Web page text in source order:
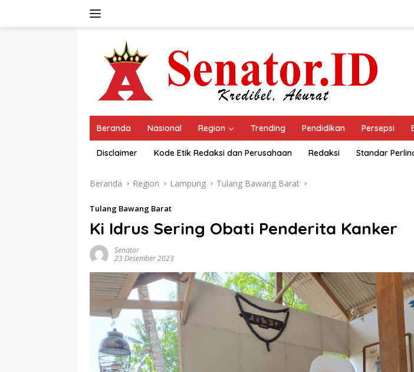
Beranda Nasional Region Trending Pendidikan Persepsi
Disclaimer Kode Etik Redaksi dan Perusahaan Redaksi Standar
Beranda Region Lampung Tulang Bawang Barat
Tulang Bawang Barat
Ki Idrus Sering Obati Penderita Kanker
Senator
23 Desember 2023